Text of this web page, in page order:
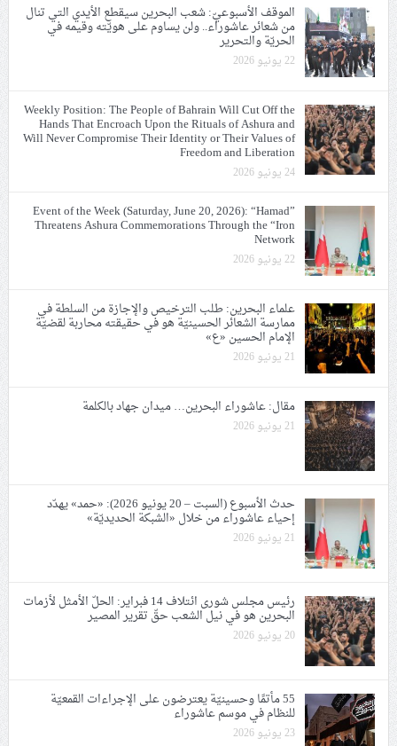
الموقف الأسبوعيّ: شعب البحرين سيقطع الأيدي التي تنال
من شعائر عاشوراء.. ولن يساوم على هويّته وقيمه في
الحريّة والتحرير
22 يونيو 2026
Weekly Position: The People of Bahrain Will Cut Off the
Hands That Encroach Upon the Rituals of Ashura and
Will Never Compromise Their Identity or Their Values of
Freedom and Liberation
24 يونيو 2026
Event of the Week (Saturday, June 20, 2026): “Hamad”
Threatens Ashura Commemorations Through the “Iron
Network
22 يونيو 2026
علماء البحرين: طلب الترخيص والإجازة من السلطة في
ممارسة الشعائر الحسينيّة هو في حقيقته محاربة لقضيّة
الإمام الحسين «ع»
21 يونيو 2026
مقال: عاشوراء البحرين… ميدان جهاد بالكلمة
21 يونيو 2026
حدث الأسبوع (السبت – 20 يونيو 2026): «حمد» يهدّد
إحياء عاشوراء من خلال «الشبكة الحديديّة»
21 يونيو 2026
رئيس مجلس شورى ائتلاف 14 فبراير: الحلّ الأمثل لأزمات
البحرين هو في نيل الشعب حقّ تقرير المصير
20 يونيو 2026
55 مأتمًا وحسينيّة يعترضون على الإجراءات القمعيّة
للنظام في موسم عاشوراء
23 يونيو 2026